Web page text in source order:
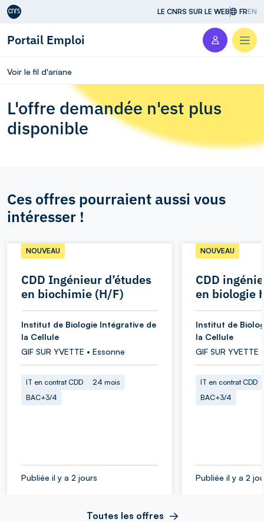
Aller au contenu LE CNRS SUR LE WEB FREN
Portail Emploi
Voir le fil d'ariane
L'offre demandée n'est plus
disponible
Ces offres pourraient aussi vous
intéresser !
CDD Ingénieur d’études
en biochimie (H/F)
NOUVEAU
Institut de Biologie Intégrative de
la Cellule
GIF SUR YVETTE • Essonne
IT en contrat CDD
24 mois
BAC+3/4
Publiée il y a 2 jours
CDD
en biologie
NOUVEAU
Institut de
la Cellule
GIF SUR YVETTE
IT en contrat CDD
BAC+3/4
Publiée il y a 2
Toutes les offres